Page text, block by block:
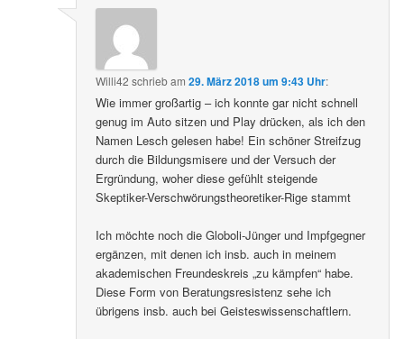
Willi42 schriebam29. März 2018 um 9:43 Uhr:
Wie immer großartig – ich konnte gar nicht schnell
genug im Auto sitzen und Play drücken, als ich den
Namen Lesch gelesen habe! Ein schöner Streifzug
durch die Bildungsmisere und der Versuch der
Ergründung, woher diese gefühlt steigende
Skeptiker-Verschwörungstheoretiker-Rige stammt
Ich möchte noch die Globoli-Jünger und Impfgegner
ergänzen, mit denen ich insb. auch in meinem
akademischen Freundeskreis „zu kämpfen“ habe.
Diese Form von Beratungsresistenz sehe ich
übrigens insb. auch bei Geisteswissenschaftlern.